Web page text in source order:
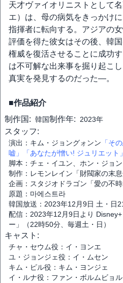
天才ヴァイオリニストとして
エ）は、母の病気をきっかけ
指揮者に転向する。アジアの
評価を得た彼女はその後、韓
権威を復活させることに成功
は不可解な出来事を掘り起こ
真実を発見するのだった―。
■作品紹介
制作国: 韓国制作年: 2023年
スタッフ:
演出：キム・ジョングォンン 「そ
嘘」
「あなたが憎い! ジュリエット」
脚本：チェ・イユン、ホン・ジョン
制作：レモンレイン「財閥家の末
企画：スタジオドラゴン「愛の不
原題：마에스트라
韓国放送：2023年12月9日 土・日
配信：2023年12月9日より
ー」（22時50分、毎週土・日）
キャスト:
チャ・セウム役：イ・ヨンエ
ユ・ジョンジェ役：イ・ムセン
キム・ピル役：キム・ヨンジェ
イ・ルナ役：ファン・ボルムビョル